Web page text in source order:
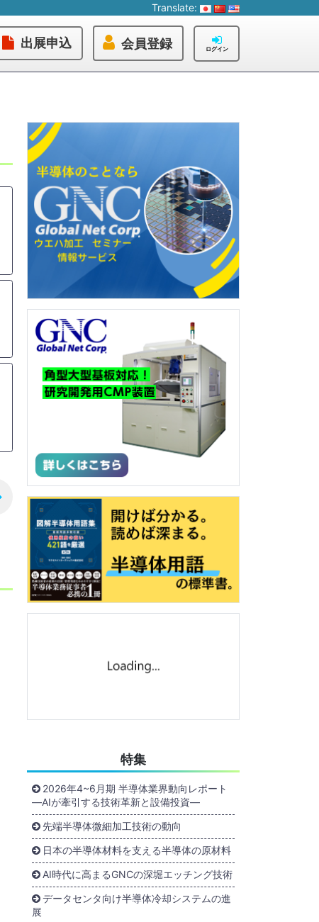
Translate:
出展申込 会員登録 ログイン
特集
2026年4~6月期 半導体業界動向レポート
―AIが牽引する技術革新と設備投資―
先端半導体微細加工技術の動向
日本の半導体材料を支える半導体の原材料
AI時代に高まるGNCの深堀エッチング技術
データセンタ向け半導体冷却システムの進
展